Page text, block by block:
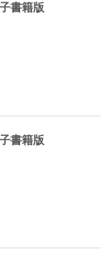
書籍版
書籍版